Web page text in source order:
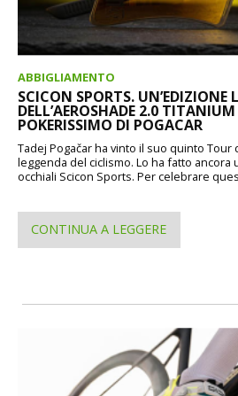
ABBIGLIAMENTO
SCICON SPORTS.
DELL’AEROSHADE 2.0 TITANIUM
POKERISSIMO DI POGACAR
Tadej Pogačar ha vinto il suo quinto Tour
leggenda del ciclismo. Lo ha fatto ancora
occhiali Scicon Sports. Per celebrare
CONTINUA A LEGGERE